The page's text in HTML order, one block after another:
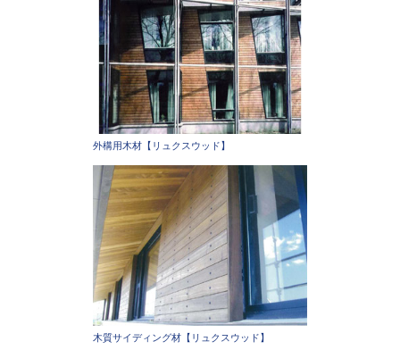
外構用木材【リュクスウッド】
木質サイディング材【リュクスウッド】